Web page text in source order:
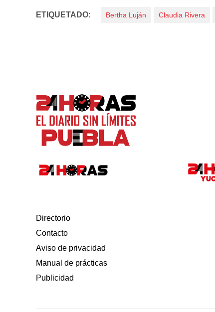
ETIQUETADO: Bertha Luján Claudia Rivera
Directorio
Contacto
Aviso de privacidad
Manual de prácticas
Publicidad